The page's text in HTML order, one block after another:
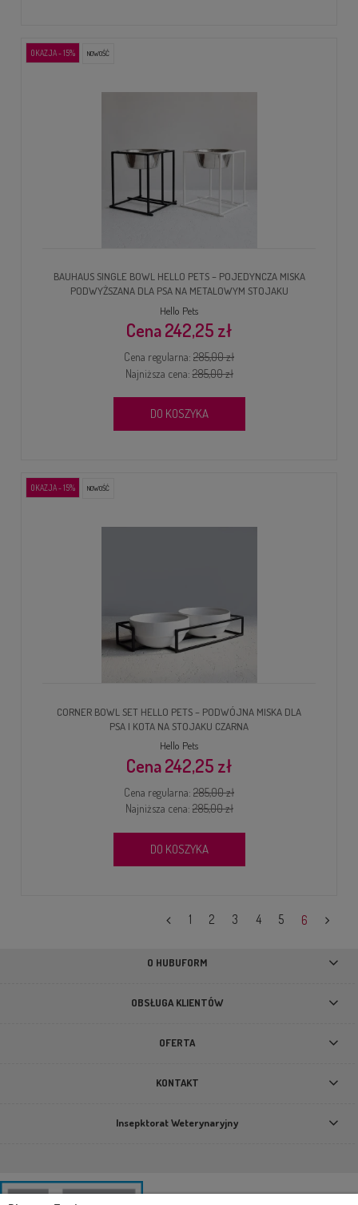
BAUHAUS SINGLE BOWL HELLO PETS – POJEDYNCZA MISKA
PODWYŻSZANA DLA PSA NA METALOWYM STOJAKU
Hello Pets
242,25 zł
Cena regularna: 285,00 zł
Najniższa cena:285,00 zł
DO KOSZYKA
OKAZJA - 15% NOWOŚĆ
CORNER BOWL SET HELLO PETS – PODWÓJNA MISKA DLA
PSA I KOTA NA STOJAKU CZARNA
Hello Pets
242,25 zł
Cena regularna: 285,00 zł
Najniższa cena:285,00 zł
DO KOSZYKA
OKAZJA - 15% NOWOŚĆ
1 2 3 4 5 6
O HUBUFORM
OBSŁUGA KLIENTÓW
OFERTA
KONTAKT
Insepktorat Weterynaryjny